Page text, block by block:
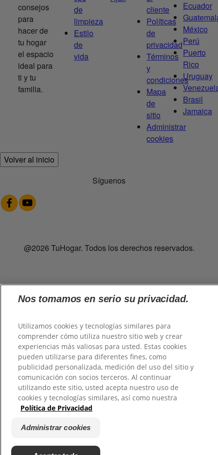
consejos
para
hacer de
tu hogar
el espacio
ideal para
ti y tu
familia.
de
limpieza
Estilo
de
vida
cliente
Políticas
de
privacidad
Términos
y
condiciones
Mapa
de
sitio
Administrar
cookies
Ecuador
México
Perú
Puerto
Rico
Uruguay
Brasil
Jamaica
Volver al inicio
Síguenos
@2026 TuHogar. Todos los derechos reservados.
Nos tomamos en serio su privacidad.
Utilizamos cookies y tecnologías similares para
comprender cómo utiliza nuestro sitio web y crear
experiencias más valiosas para usted. Estas cookies
pueden utilizarse para diferentes fines, como
publicidad personalizada, medición del uso del sitio y
comunicación con socios terceros. Al continuar
utilizando este sitio, usted acepta nuestro uso de
cookies y tecnologías similares, así como nuestra
Política de Privacidad
Administrar cookies